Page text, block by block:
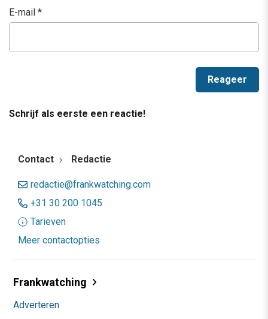
E-mail *
Schrijf als eerste een reactie!
Contact Redactie
redactie@frankwatching.com
+31 30 200 1045
Tarieven
Meer contactopties
Frankwatching
Adverteren